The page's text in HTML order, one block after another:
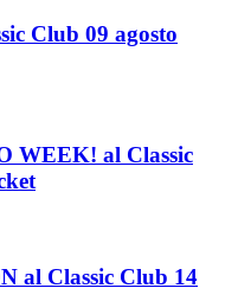
Club 09 agosto
WEEK! al Classic
al Classic Club 14